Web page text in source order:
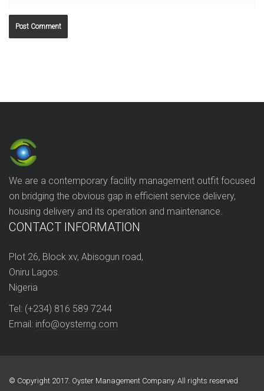
We are a contemporary facility management outfit focused
on bridging the obvious gap in efficient service delivery,
housing delivery and its operation and maintenance.
CONTACT INFORMATION
Plot 26, Block xv, Abisogun road,
Oniru Lagos.
Nigeria
Tel: (+234) 816 589 7244
Email: info@oysterng.com
© Copyright 2017. Oyster Management Company. All rights reserved